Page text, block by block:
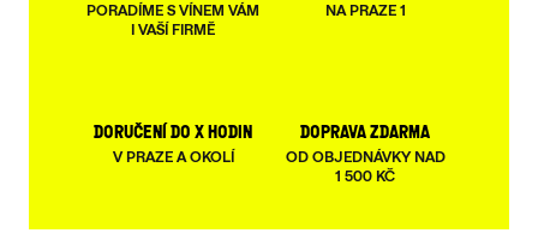
PORADÍME S VÍNEM VÁM
I VAŠÍ FIRMĚ
NA PRAZE 1
doručení do x hodin
V PRAZE A OKOLÍ
doprava zdarma
OD OBJEDNÁVKY NAD
1 500 KČ